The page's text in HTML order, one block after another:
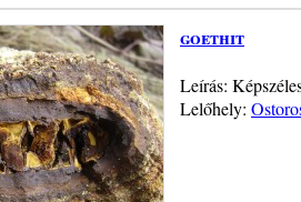
goethit
Leírás:
Lelőhely: